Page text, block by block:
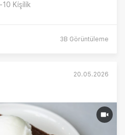
ve dengeli hamurla
10 Kişilik
3B Görüntüleme
20.05.2026